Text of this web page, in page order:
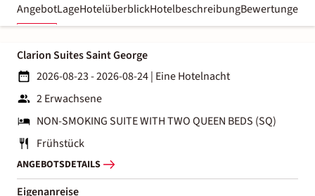
AngebotLageHotelüberblickHotelbeschreibungBewertungen
Clarion Suites Saint George
2026-08-23 - 2026-08-24| Eine Hotelnacht
2 Erwachsene
NON-SMOKING SUITE WITH TWO QUEEN BEDS (SQ)
Frühstück
ANGEBOTSDETAILS
Eigenanreise